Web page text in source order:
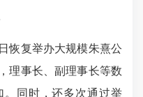
恢复举办大规模朱熹公
理事长、副理事长等数
同时，还多次通过举